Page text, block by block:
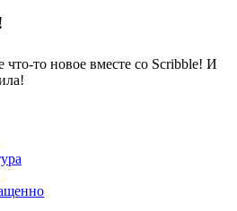
что-то новое вместе со Scribble! И